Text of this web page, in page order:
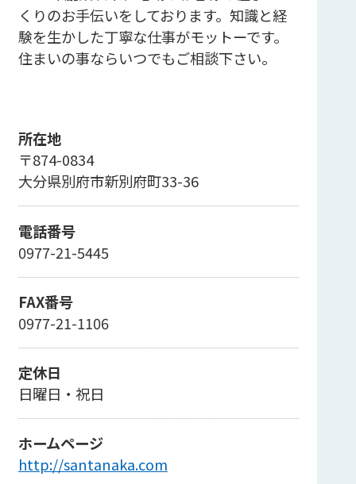
くりのお手伝いをしております。知識と経
験を生かした丁寧な仕事がモットーです。
住まいの事ならいつでもご相談下さい。
所在地
〒874-0834
大分県別府市新別府町33-36
電話番号
0977-21-5445
FAX番号
0977-21-1106
定休日
日曜日・祝日
ホームページ
http://santanaka.com